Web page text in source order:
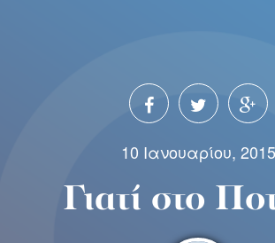
10 Ιανουαρίου, 2015
Γιατί στο